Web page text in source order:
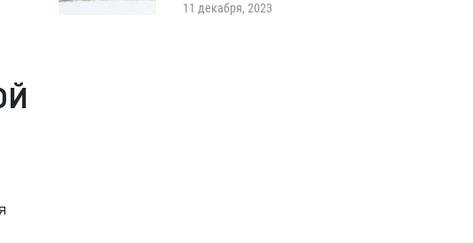
11 декабря, 2023